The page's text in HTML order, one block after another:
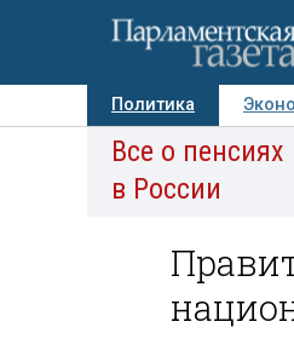
Политика
Авторы
Все о пенсиях
в России